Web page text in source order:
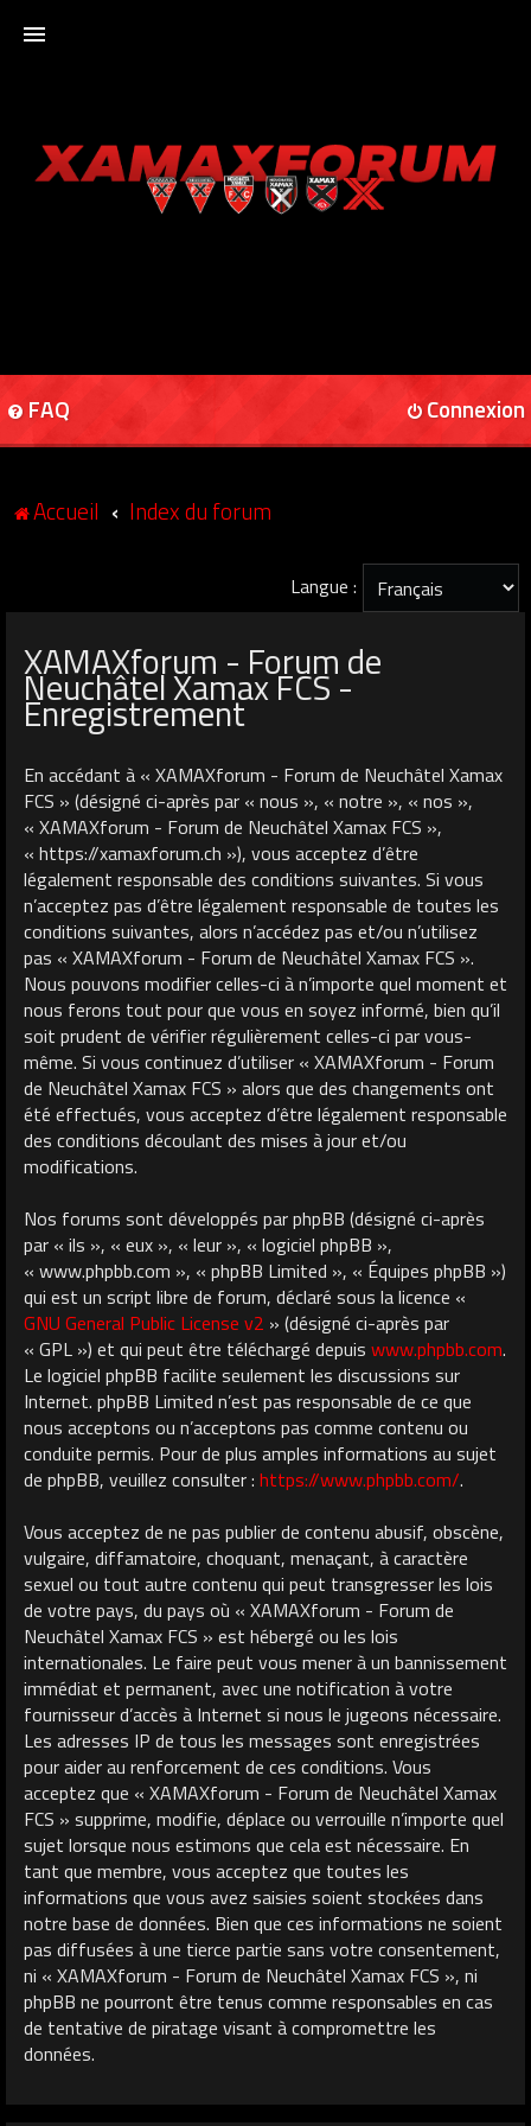
XAMAXFORUM
FAQ Connexion
Accueil Index du forum
Langue :
XAMAXforum - Forum de
Neuchâtel Xamax FCS -
Enregistrement
En accédant à « XAMAXforum - Forum de Neuchâtel Xamax
FCS » (désigné ci-après par « nous », « notre », « nos »,
« XAMAXforum - Forum de Neuchâtel Xamax FCS »,
« https://xamaxforum.ch »), vous acceptez d’être
légalement responsable des conditions suivantes. Si vous
n’acceptez pas d’être légalement responsable de toutes les
conditions suivantes, alors n’accédez pas et/ou n’utilisez
pas « XAMAXforum - Forum de Neuchâtel Xamax FCS ».
Nous pouvons modifier celles-ci à n’importe quel moment et
nous ferons tout pour que vous en soyez informé, bien qu’il
soit prudent de vérifier régulièrement celles-ci par vous-
même. Si vous continuez d’utiliser « XAMAXforum - Forum
de Neuchâtel Xamax FCS » alors que des changements ont
été effectués, vous acceptez d’être légalement responsable
des conditions découlant des mises à jour et/ou
modifications.
Nos forums sont développés par phpBB (désigné ci-après
par « ils », « eux », « leur », « logiciel phpBB »,
« www.phpbb.com », « phpBB Limited », « Équipes phpBB »)
qui est un script libre de forum, déclaré sous la licence «
GNU General Public License v2 » (désigné ci-après par
« GPL ») et qui peut être téléchargé depuis www.phpbb.com.
Le logiciel phpBB facilite seulement les discussions sur
Internet. phpBB Limited n’est pas responsable de ce que
nous acceptons ou n’acceptons pas comme contenu ou
conduite permis. Pour de plus amples informations au sujet
de phpBB, veuillez consulter : https://www.phpbb.com/.
Vous acceptez de ne pas publier de contenu abusif, obscène,
vulgaire, diffamatoire, choquant, menaçant, à caractère
sexuel ou tout autre contenu qui peut transgresser les lois
de votre pays, du pays où « XAMAXforum - Forum de
Neuchâtel Xamax FCS » est hébergé ou les lois
internationales. Le faire peut vous mener à un bannissement
immédiat et permanent, avec une notification à votre
fournisseur d’accès à Internet si nous le jugeons nécessaire.
Les adresses IP de tous les messages sont enregistrées
pour aider au renforcement de ces conditions. Vous
acceptez que « XAMAXforum - Forum de Neuchâtel Xamax
FCS » supprime, modifie, déplace ou verrouille n’importe quel
sujet lorsque nous estimons que cela est nécessaire. En
tant que membre, vous acceptez que toutes les
informations que vous avez saisies soient stockées dans
notre base de données. Bien que ces informations ne soient
pas diffusées à une tierce partie sans votre consentement,
ni « XAMAXforum - Forum de Neuchâtel Xamax FCS », ni
phpBB ne pourront être tenus comme responsables en cas
de tentative de piratage visant à compromettre les
données.